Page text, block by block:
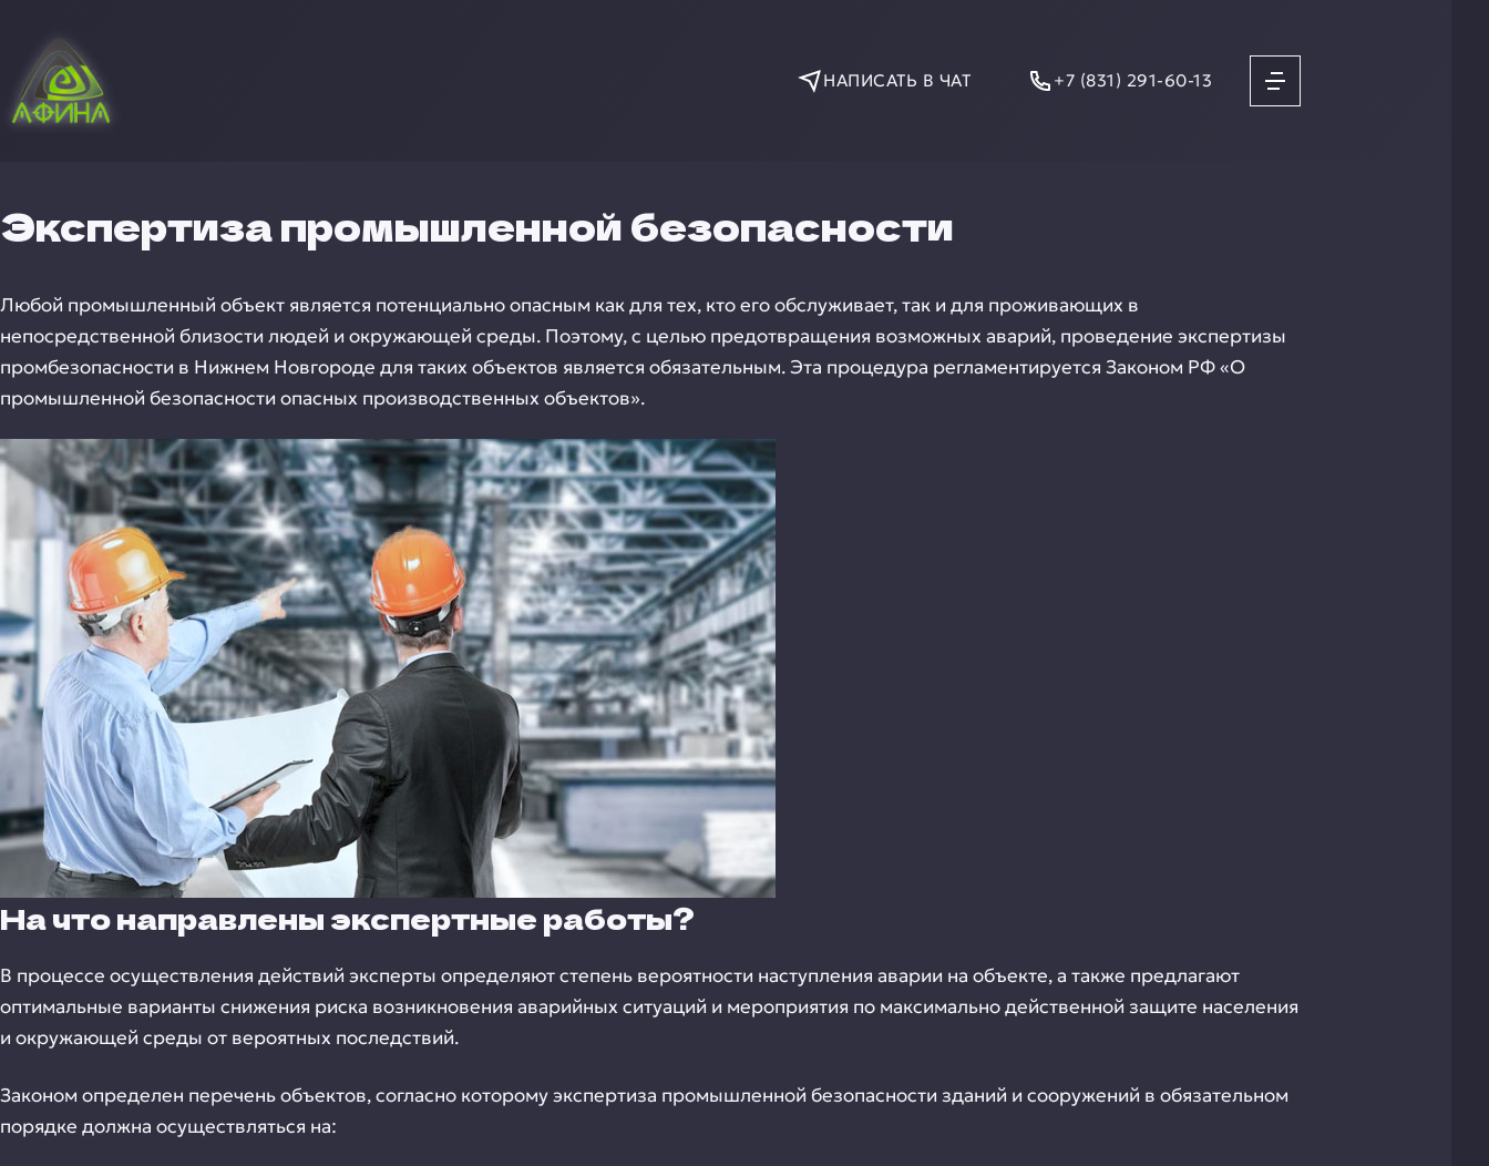
НАПИСАТЬ В ЧАТ +7 (831) 291-60-13
Экспертиза промышленной безопасности
Любой промышленный объект является потенциально опасным как для тех, кто его обслуживает, так и для проживающих в
непосредственной близости людей и окружающей среды. Поэтому, с целью предотвращения возможных аварий, проведение экспертизы
промбезопасности в Нижнем Новгороде для таких объектов является обязательным. Эта процедура регламентируется Законом РФ «О
промышленной безопасности опасных производственных объектов».
На что направлены экспертные работы?
В процессе осуществления действий эксперты определяют степень вероятности наступления аварии на объекте, а также предлагают
оптимальные варианты снижения риска возникновения аварийных ситуаций и мероприятия по максимально действенной защите населения
и окружающей среды от вероятных последствий.
Законом определен перечень объектов, согласно которому экспертиза промышленной безопасности зданий и сооружений в обязательном
порядке должна осуществляться на: